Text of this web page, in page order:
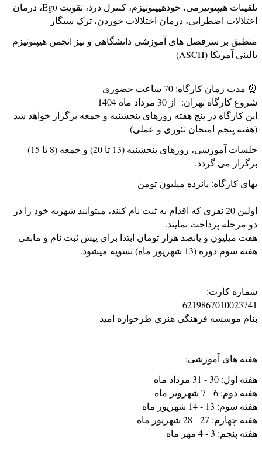
تلقينات هیپنوتیزمی، خودهیپنوتیزم، کنترل درد، تقویت Ego، درمان
اختلالات اضطرابی، درمان اختلالات خوردن، ترک سیگار
منطبق بر سرفصل های آموزشی دانشگاهی و نیز انجمن هیپنوتیزم
بالینی آمریکا (ASCH)
⏰ مدت زمان کارگاه: 70 ساعت حضوری
شروع کارگاه تهران: از 30 مرداد ماه 1404
این کارگاه در پنج هفته روزهای پنجشنبه و جمعه برگزار خواهد شد
(هفته پنجم امتحان تئوری و عملی)
جلسات آموزشی، روزهای پنجشنبه (13 تا 20) و جمعه (8 تا 15)
برگزار می گردد.
بهای کارگاه: پانزده میلیون تومن
اولین 20 نفری که اقدام به ثبت نام کنند، میتوانند شهریه خود را در
دو مرحله پرداخت نمایند.
هفت میلیون و پانصد هزار تومان ابتدا برای پیش ثبت نام و مابقی
هفته سوم دوره (13 شهریور ماه) تسویه میشود.
شماره کارت:
6219867010023741
بنام موسسه فرهنگی هنری طرحواره امید
هفته های آموزشی:
هفته اول: 30 - 31 مرداد ماه
هفته دوم: 6 - 7 شهرویر ماه
هفته سوم: 13 - 14 شهریور ماه
هفته چهارم: 27 - 28 شهریور ماه
هفته پنجم: 3 - 4 مهر ماه